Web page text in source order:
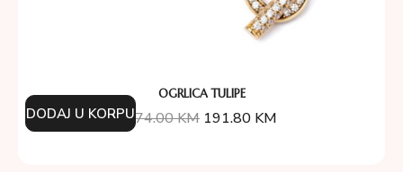
OGRLICA TULIPE
274.00KM 191.80 KM
DODAJ U KORPU